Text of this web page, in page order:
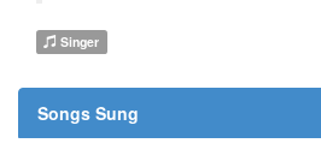
Singer
Songs Sung